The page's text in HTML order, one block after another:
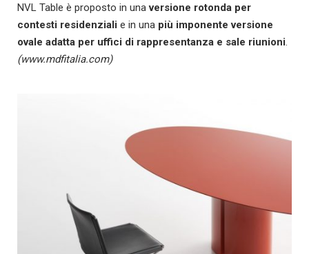
NVL Table è proposto in unaversione rotonda per
contesti residenziali e in una più imponenteversione
ovale adatta per uffici di rappresentanza e sale riunioni.
(www.mdfitalia.com)